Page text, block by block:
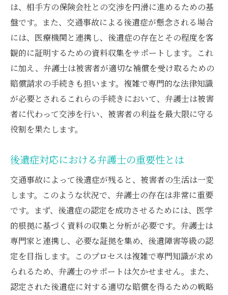
交通事故後の事前認定をスムーズに進める
方法
弁護士が事前認定において解決すべき課題
事前認定の重要性を強調する弁護士の視点
異議申立の流れを知って交通事故後の不安を解
消
異議申立の基本的な流れを理解しよう
弁護士が導く異議申立の成功へのステップ
ト
弁護士と共に進める異議申立の具体的手順
異議申立の過程での弁護士の重要な役割
弁護士が解説する異議申立の進行と対応策
後遺症対策における弁護士の専門知識活用法
弁護士の専門知識で後遺症対応を強化する
方法
後遺症対策における弁護士の知識の生かし
は、相手方の保険会社との交渉を円滑に進めるための基
盤です。また、交通事故による後遺症が懸念される場合
には、医療機関と連携し、後遺症の存在とその程度を客
観的に証明するための資料収集をサポートします。これ
に加え、弁護士は被害者が適切な補償を受け取るための
賠償請求の手続きも担います。複雑で専門的な法律知識
が必要とされるこれらの手続きにおいて、弁護士は被害
者に代わって交渉を行い、被害者の利益を最大限に守る
役割を果たします。
後遺症対応における弁護士の重要性とは
交通事故によって後遺症が残ると、被害者の生活は一変
します。このような状況で、弁護士の存在は非常に重要
です。まず、後遺症の認定を成功させるためには、医学
的根拠に基づく資料の収集と分析が必要です。弁護士は
専門家と連携し、必要な証拠を集め、後遺障害等級の認
定を目指します。このプロセスは複雑で専門知識が求め
られるため、弁護士のサポートは欠かせません。また、
認定された後遺症に対する適切な賠償を得るための戦略